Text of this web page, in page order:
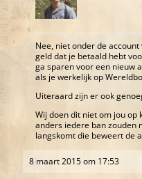
Nee, niet onder de
geld dat je betaald hebt
ga sparen voor een nieuw
als je werkelijk op
Uiteraard zijn er ook
Wij doen dit niet om jou op
anders iedere ban zouden
langskomt die beweert de
8 maart 2015 om 17:53